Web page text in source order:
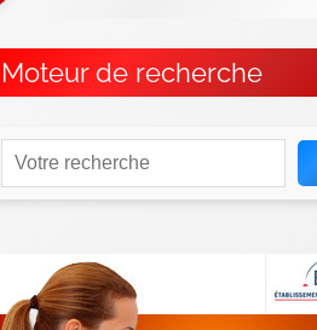
Moteur de recherche